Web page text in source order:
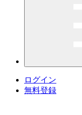
ログイン
無料登録